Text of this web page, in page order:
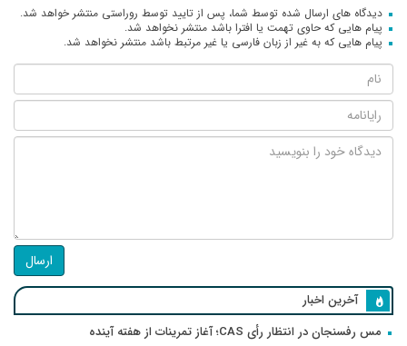
دیدگاه های ارسال شده توسط شما، پس از تایید توسط روراستی منتشر خواهد شد.
پیام هایی که حاوی تهمت یا افترا باشد منتشر نخواهد شد.
پیام هایی که به غیر از زبان فارسی یا غیر مرتبط باشد منتشر نخواهد شد.
ارسال
آخرین اخبار
مس رفسنجان در انتظار رأی CAS؛ آغاز تمرینات از هفته آینده